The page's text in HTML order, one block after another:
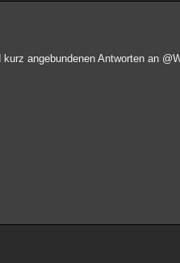
angebundenen Antworten an